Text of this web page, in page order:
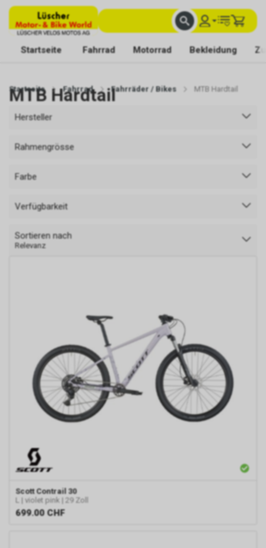
Startseite Fahrrad Motorrad Bekleidung
Startseite Fahrrad Fahrräder / Bikes MTB Hardtail
MTB Hardtail
Hersteller
Rahmengrösse
Farbe
Verfügbarkeit
Sortieren nach
Relevanz
Scott Contrail 30
L | violet pink | 29 Zoll
699.00 CHF